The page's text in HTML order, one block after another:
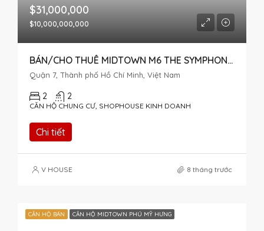
$31,000,000
$10,000,000,000
BÁN/CHO THUÊ MIDTOWN M6 THE SYMPHONY CÓ THỂ LÀM NHÀ Ở VÀ VĂN PHÒNG
Quận 7, Thành phố Hồ Chí Minh, Việt Nam
2 2
CĂN HỘ CHUNG CƯ, SHOPHOUSE KINH DOANH
Chi tiết
V HOUSE 8 tháng trước
CĂN HỘ BÁN CĂN HỘ MIDTOWN PHÚ MỸ HƯNG